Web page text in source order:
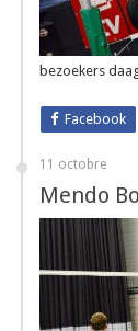
bezoekers
Facebook
11 octobre
Mendo